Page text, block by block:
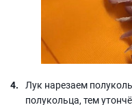
Лук нарезаем
полукольца, тем